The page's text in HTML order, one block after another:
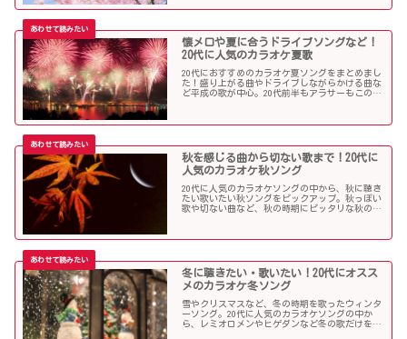
懐メロや夏に合うドライブソングなど！
20代に人気のカラオケ夏歌
20代におすすめのカラオケ夏ソングをまとめまし
た！盛り上がる曲やドライブしながらかける曲な
ど平成の歌が中心。20代前半もアラサーもこの曲
秋を感じる曲から切ない歌まで！20代に
人気のカラオケ秋ソング
20代に人気のカラオケソングの中から、秋に聴き
たい歌いたい秋ソングをピックアップ。秋っぽい
歌や切ない曲など、秋の時期にピッタリな秋の歌
冬に聴きたい・歌いたい！20代にオスス
メのカラオケ冬ソング
雪やクリスマスなど、冬の時期を歌ったウィンタ
ーソング。20代に人気のカラオケソングの中か
ら、レミオロメンやヒゲダンなど冬の歌だけを個